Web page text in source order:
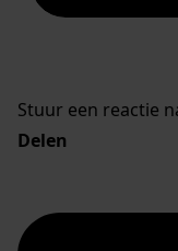
Stuur een reactie
Delen